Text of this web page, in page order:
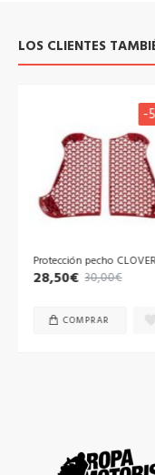
LOS CLIENTES
-
Protección cadera
20,11€ 24,99€
COMPRAR